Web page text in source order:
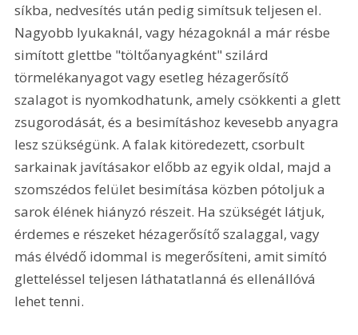
síkba, nedvesítés után pedig simítsuk teljesen el.
Nagyobb lyukaknál, vagy hézagoknál a már résbe
simított glettbe "töltőanyagként" szilárd
törmelékanyagot vagy esetleg hézagerősítő
szalagot is nyomkodhatunk, amely csökkenti a glett
zsugorodását, és a besimításhoz kevesebb anyagra
lesz szükségünk. A falak kitöredezett, csorbult
sarkainak javításakor előbb az egyik oldal, majd a
szomszédos felület besimítása közben pótoljuk a
sarok élének hiányzó részeit. Ha szükségét látjuk,
érdemes e részeket hézagerősítő szalaggal, vagy
más élvédő idommal is megerősíteni, amit simító
gletteléssel teljesen láthatatlanná és ellenállóvá
lehet tenni.